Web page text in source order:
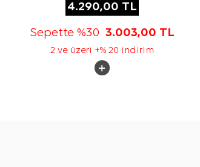
4.290,00 TL
Sepette %30 3.003,00 TL
2 ve üzeri +% 20 indirim